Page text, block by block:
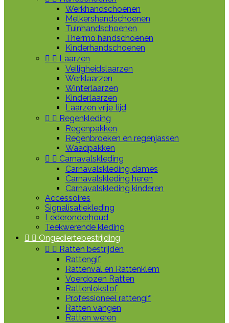
Werkhandschoenen
Melkershandschoenen
Tuinhandschoenen
Thermo handschoenen
Kinderhandschoenen
  Laarzen
Veiligheidslaarzen
Werklaarzen
Winterlaarzen
Kinderlaarzen
Laarzen vrije tijd
  Regenkleding
Regenpakken
Regenbroeken en regenjassen
Waadpakken
  Carnavalskleding
Carnavalskleding dames
Carnavalskleding heren
Carnavalskleding kinderen
Accessoires
Signalisatiekleding
Lederonderhoud
Teekwerende kleding
  Ongediertebestrijding
  Ratten bestrijden
Rattengif
Rattenval en Rattenklem
Voerdozen Ratten
Rattenlokstof
Professioneel rattengif
Ratten vangen
Ratten weren